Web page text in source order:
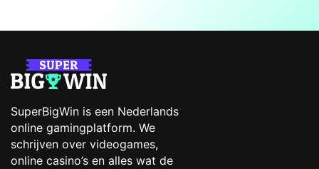
SuperBigWin is een Nederlands
online gamingplatform. We
schrijven over videogames,
online casino’s en alles wat de